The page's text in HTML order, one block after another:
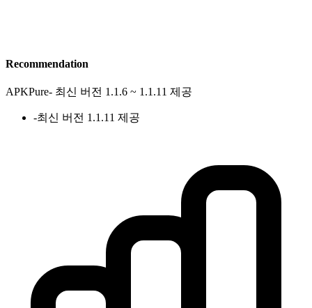
Recommendation
APKPure- 최신 버전 1.1.6 ~ 1.1.11 제공
-최신 버전 1.1.11 제공